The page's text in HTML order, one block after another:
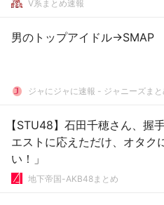
V系まとめ速報
男のトップアイドル→SMAP
ジャにジャに速報 - ジャニーズまと
【STU48】石田千穂さん、握
エストに応えただけ、オタク
い！」
地下帝国-AKB48まとめ